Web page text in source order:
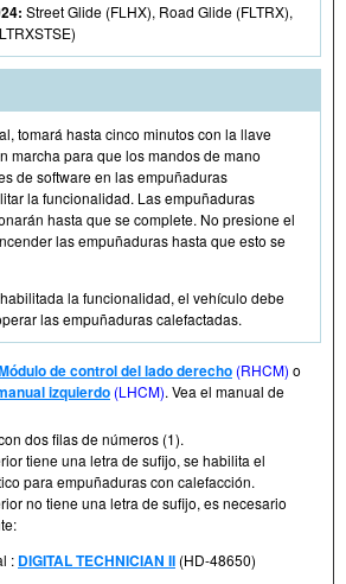
Street Glide (FLHX), Road Glide (FLTRX),
tomará hasta cinco minutos con la llave
marcha para que los mandos de mano
de software en las empuñaduras
la funcionalidad. Las empuñaduras
hasta que se complete. No presione el
las empuñaduras hasta que esto se
la funcionalidad, el vehículo debe
las empuñaduras calefactadas.
de control del lado derecho (RHCM) o
izquierdo (LHCM). Vea el manual de
dos filas de números (1).
tiene una letra de sufijo, se habilita el
para empuñaduras con calefacción.
no tiene una letra de sufijo, es necesario
: DIGITAL TECHNICIAN II (HD-48650)